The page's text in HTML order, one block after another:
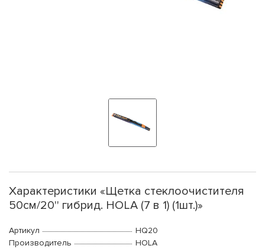
Характеристики «Щетка стеклоочистителя
50см/20'' гибрид. HOLA (7 в 1) (1шт.)»
Артикул
HQ20
Производитель
HOLA